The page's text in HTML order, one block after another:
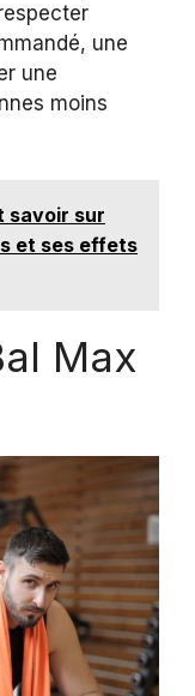
une
une
moins
savoir sur
et ses effets
Max